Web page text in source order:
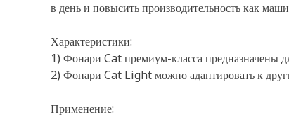
в день и повысить производительность как
Характеристики:
1) Фонари Cat премиум-класса предназначены
2) Фонари Cat Light можно адаптировать к
Применение: